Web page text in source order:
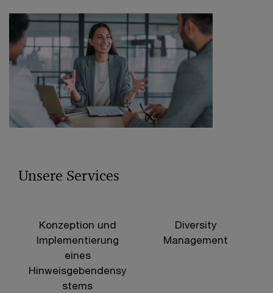
Unsere Services
Konzeption und
Implementierung
eines
Hinweisgebendensy
stems
Diversity
Management